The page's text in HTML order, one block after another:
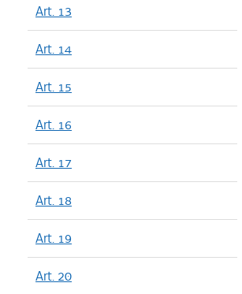
Art. 13
Art. 14
Art. 15
Art. 16
Art. 17
Art. 18
Art. 19
Art. 20